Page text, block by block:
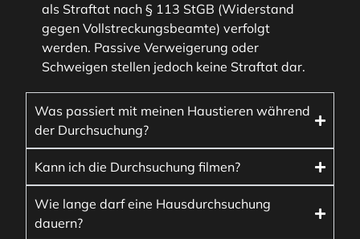
als Straftat nach § 113 StGB (Widerstand
gegen Vollstreckungsbeamte) verfolgt
werden. Passive Verweigerung oder
Schweigen stellen jedoch keine Straftat dar.
Was passiert mit meinen Haustieren während
der Durchsuchung?
Kann ich die Durchsuchung filmen?
Wie lange darf eine Hausdurchsuchung
dauern?